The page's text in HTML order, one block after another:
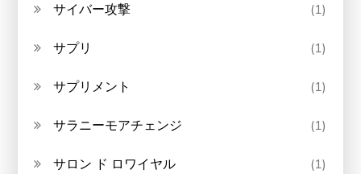
サイバー攻撃 (1)
サプリ (1)
サプリメント (1)
サラニーモアチェンジ (1)
サロン ド ロワイヤル (1)